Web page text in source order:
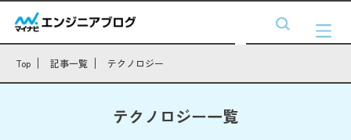
Top 記事一覧 テクノロジー
テクノロジー一覧